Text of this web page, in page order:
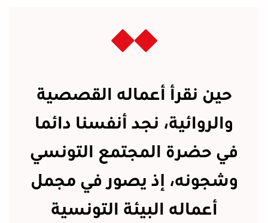
حين نقرأ أعماله القصصية
والروائية، نجد أنفسنا دائما
في حضرة المجتمع التونسي
وشجونه، إذ يصور في مجمل
أعماله البيئة التونسية